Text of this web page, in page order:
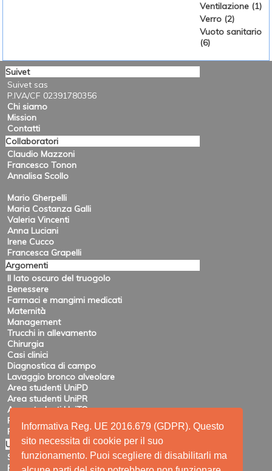
Informativa Reg. UE 2016.679 (GDPR). Questo
sito necessita di cookie per il suo
funzionamento. Puoi scegliere di disabilitarli ma
Ventilazione (1)
Verro (2)
Vuoto sanitario
(6)
Suivet
Suivet sas
P.IVA/CF 02391780356
Chi siamo
Mission
Contatti
Collaboratori
Claudio Mazzoni
Francesco Tonon
Annalisa Scollo
Mario Gherpelli
Maria Costanza Galli
Valeria Vincenti
Anna Luciani
Irene Cucco
Francesca Grapelli
Argomenti
Il lato oscuro del truogolo
Benessere
Farmaci e mangimi medicati
Maternità
Management
Trucchi in allevamento
Chirurgia
Casi clinici
Diagnostica di campo
Lavaggio bronco alveolare
Area studenti UniPD
Area studenti UniPR
Area studenti UniTO
Recensioni di eventi
Pubblicazioni e ricerca
Utility
Siti amici
Ricerca